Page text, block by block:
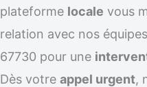
plateforme locale vous
relation avec nos
67730 pour une
Dès votre appel urgent,